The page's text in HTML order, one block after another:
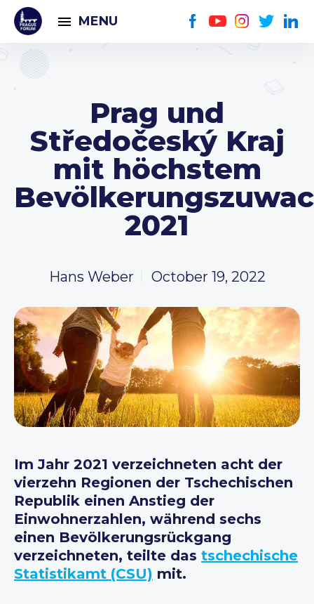
MENU
Prag und
Středočeský Kraj
mit höchstem
2021
Hans Weber October 19, 2022
Im Jahr 2021 verzeichneten acht der
vierzehn Regionen der Tschechischen
Republik einen Anstieg der
Einwohnerzahlen, während sechs
einen Bevölkerungsrückgang
verzeichneten, teilte das tschechische
Statistikamt (CSU) mit.